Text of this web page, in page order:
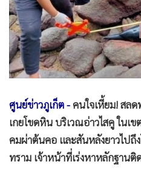
• Green Innovation & SD
• Management & HR
• MGR Live
• Infographic
• ท่องเที่ยว
• กีฬา
• ต่างประเทศ
• Special Scoop
ศูนย์ข่าวภูเก็ต -คนใจเหี้ยม! สล
เกยโขดหิน บริเวณอ่าวไสคู ใน
คมผ่าต้นคอ และสันหลังยาวไปถึ
ทราม เจ้าหน้าที่เร่งหาหลักฐานติ